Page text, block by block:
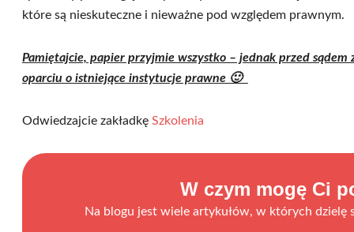
które są nieskuteczne i nieważne pod względem prawnym.
Pamiętajcie, papier przyjmie wszystko – jednak przed sądem
oparciu o istniejące instytucje prawne 🙂
Odwiedzajcie zakładkę Szkolenia
W czym mogę Ci
Na blogu jest wiele artykułów, w których dzielę